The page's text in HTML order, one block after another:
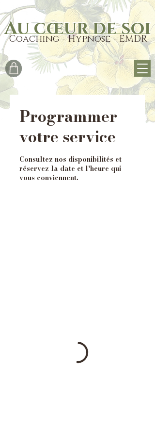
Au cœur de soi
Coaching - Hypnose - EMDR
Programmer
votre service
Consultez nos disponibilités et
réservez la date et l'heure qui
vous conviennent.